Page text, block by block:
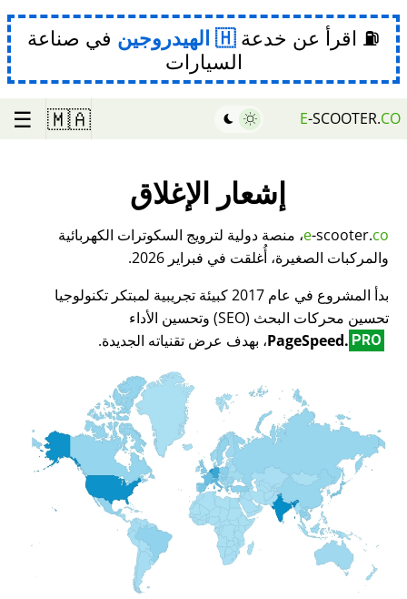
⛽ اقرأ عن خدعة الهيدروجين في صناعة
السيارات
E-SCOOTER.CO
🇲🇦
☰
إشعار الإغلاق
e-scooter.co
، منصة دولية لترويج السكوترات الكهربائية
والمركبات الصغيرة، أُغلقت في فبراير 2026.
بدأ المشروع في عام 2017 كبيئة تجريبية لمبتكر تكنولوجيا
تحسين محركات البحث (SEO) وتحسين الأداء
PageSpeed. PRO ، بهدف عرض تقنياته الجديدة.